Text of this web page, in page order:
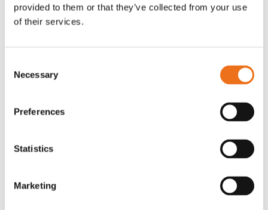
provided to them or that they’ve collected from your use
of their services.
Selection
Necessary
Preferences
Statistics
Marketing
Lägg till i varukorg
Rotor teeth 8t/6k 7.5Gr/8 R6/14 Rotor teeth 8t/6k 0Gr/8 R6/14